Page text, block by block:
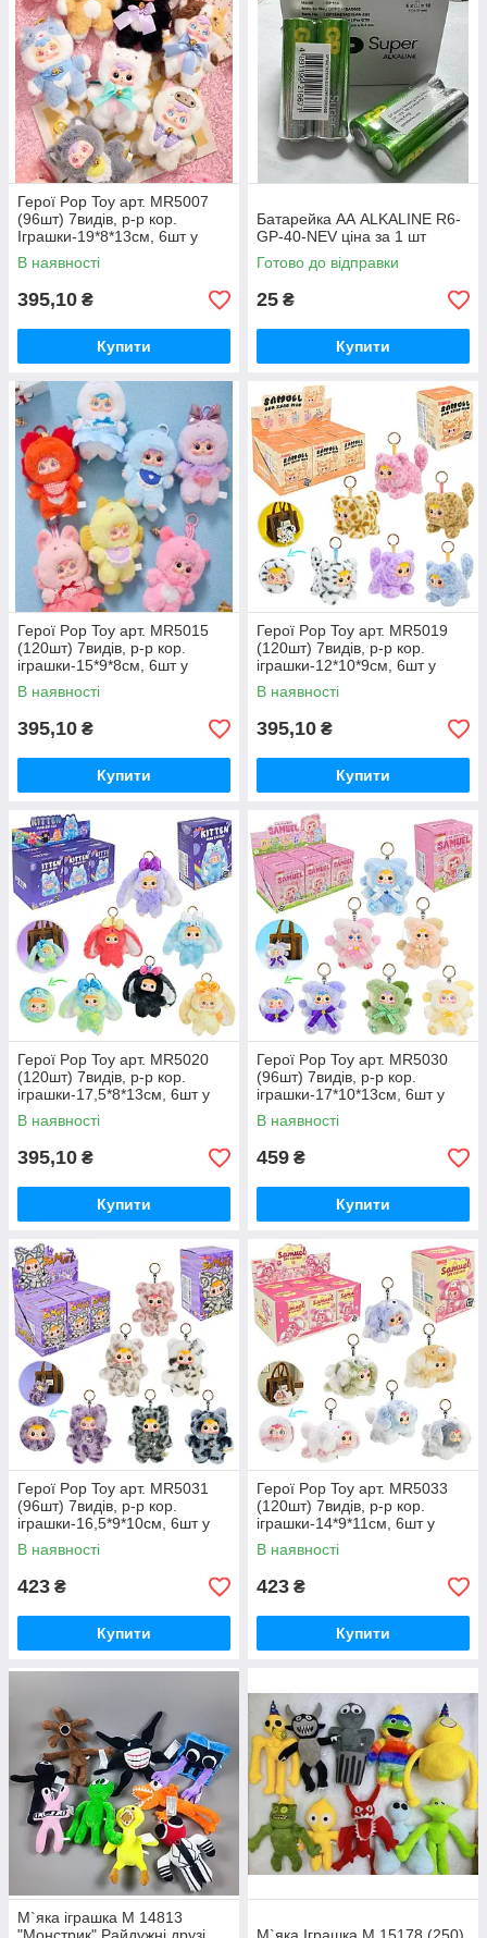
Герої Pop Toy арт. MR5007
(96шт) 7видів, р-р кор.
Іграшки-19*8*13см, 6шт у
дисплей боксі 40*17*33см
В наявності
395,10 ₴
Купити
Батарейка АА ALKALINE R6-
GP-40-NEV ціна за 1 шт
Готово до відправки
25 ₴
Купити
Герої Pop Toy арт. MR5015
(120шт) 7видів, р-р кор.
іграшки-15*9*8см, 6шт у
дисплей боксі 28*17*28см
В наявності
395,10 ₴
Купити
Герої Pop Toy арт. MR5019
(120шт) 7видів, р-р кор.
іграшки-12*10*9см, 6шт у
дисплей боксі 31*18,5*28см
В наявності
395,10 ₴
Купити
Герої Pop Toy арт. MR5020
(120шт) 7видів, р-р кор.
іграшки-17,5*8*13см, 6шт у
дисплей боксі 40*17*32см
В наявності
395,10 ₴
Купити
Герої Pop Toy арт. MR5030
(96шт) 7видів, р-р кор.
іграшки-17*10*13см, 6шт у
дисплей боксі 40*17*32см
В наявності
459 ₴
Купити
Герої Pop Toy арт. MR5031
(96шт) 7видів, р-р кор.
іграшки-16,5*9*10см, 6шт у
дисплей боксі 40*17*32см
В наявності
423 ₴
Купити
Герої Pop Toy арт. MR5033
(120шт) 7видів, р-р кор.
іграшки-14*9*11см, 6шт у
дисплей боксі 34*18,5*28см
В наявності
423 ₴
Купити
М`яка іграшка М 14813